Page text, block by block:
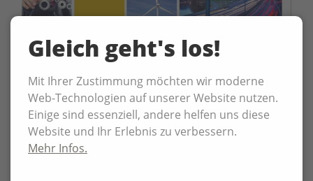
Laut Umweltbundesamt fallen pro Jahr 18,7
Millionen Tonnen Verpackungsmüll an. Knapp 70
Prozent werden recycelt.
Gleich geht's los!
Mit Ihrer Zustimmung möchten wir moderne
Web-Technologien auf unserer Website nutzen.
Einige sind essenziell, andere helfen uns diese
Website und Ihr Erlebnis zu verbessern.
Mehr Infos.